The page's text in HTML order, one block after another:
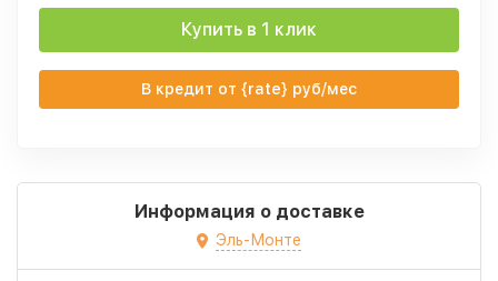
Купить в 1 клик
В кредит от {rate} руб/мес
Информация о доставке
Эль-Монте